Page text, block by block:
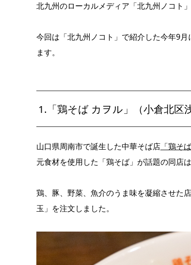
北九州のローカルメディア「北九州ノコト
今回は「北九州ノコト」で紹介した今年9
ます。
1.「鶏そば カヲル」（小倉北区
山口県周南市で誕生した中華そば店「鶏そ
元食材を使用した「鶏そば」が話題の同店
鶏、豚、野菜、魚介のうま味を凝縮させた
玉」を注文しました。